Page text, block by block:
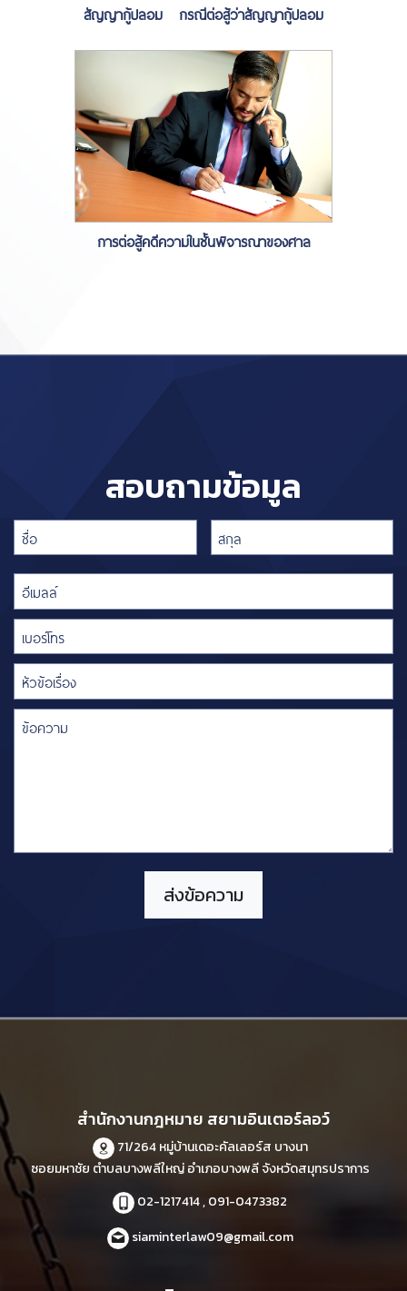
สัญญากู้ปลอม กรณีต่อสู้ว่าสัญญากู้ปลอม
การต่อสู้คดีความในชั้นพิจารณาของศาล
สอบถามข้อมูล
สำนักงานกฎหมาย สยามอินเตอร์ลอว์
71/264 หมู่บ้านเดอะคัลเลอร์ส บางนา
ซอยมหาชัย ตำบลบางพลีใหญ่ อำเภอบางพลี จังหวัดสมุทรปราการ
02-1217414 , 091-0473382
siaminterlaw09@gmail.com